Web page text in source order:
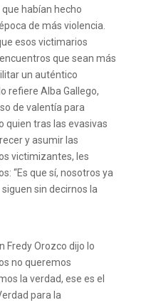
habían hecho
de más violencia.
esos victimarios
que sean más
un auténtico
refiere Alba Gallego,
de valentía para
quien tras las evasivas
y asumir las
victimizantes, les
“Es que sí, nosotros ya
sin decirnos la
Fredy Orozco dijo lo
no queremos
la verdad, ese es el
para la